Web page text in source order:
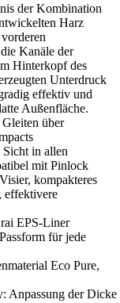
der Kombination
Harz
Kanäle der
Hinterkopf des
Unterdruck
effektiv und
Außenfläche.
über
in allen
mit Pinlock
kompakteres
effektivere
EPS-Liner
für jede
Eco Pure,
Anpassung der Dicke